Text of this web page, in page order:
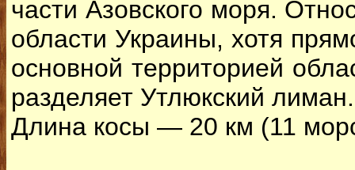
части Азовского моря.
области Украины, хотя
основной территорией
разделяет Утлюкский лиман.
Длина косы — 20 км (11